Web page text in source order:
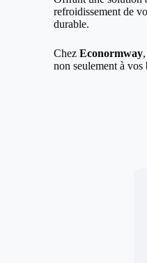
refroidissement de
durable.
ChezEconormway
non seulement à vos